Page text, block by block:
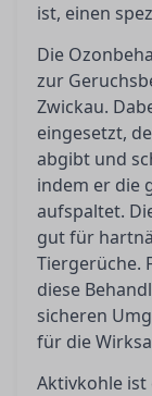
ist, einen
Die
zur
Zwickau.
eingesetzt,
abgibt und
indem er die
aufspaltet.
gut für
Tiergerüche.
diese
sicheren
für die
Aktivkohle